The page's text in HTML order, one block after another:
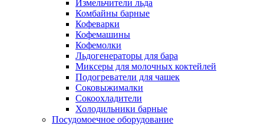
Измельчители льда
Комбайны барные
Кофеварки
Кофемашины
Кофемолки
Льдогенераторы для бара
Миксеры для молочных коктейлей
Подогреватели для чашек
Соковыжималки
Сокоохладители
Холодильники барные
Посудомоечное оборудование